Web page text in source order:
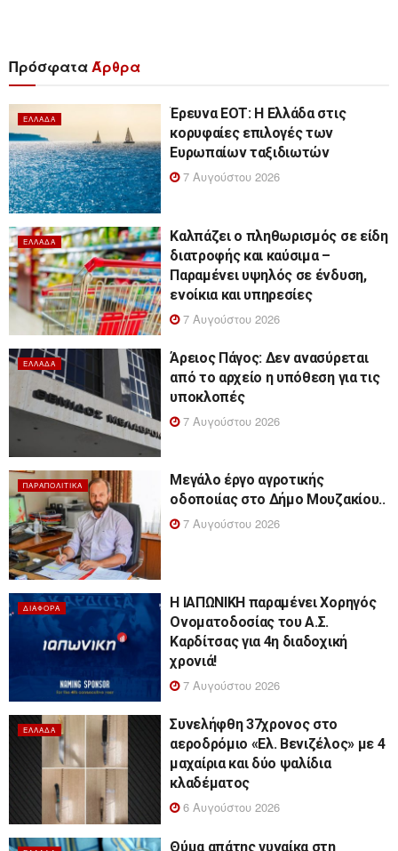
ΠρόσφαταΆρθρα
ΕΛΛΆΔΑ
Έρευνα ΕΟΤ: Η Ελλάδα στις
κορυφαίες επιλογές των
Ευρωπαίων ταξιδιωτών
7 Αυγούστου 2026
ΕΛΛΆΔΑ
Καλπάζει ο πληθωρισμός σε είδη
διατροφής και καύσιμα –
Παραμένει υψηλός σε ένδυση,
ενοίκια και υπηρεσίες
7 Αυγούστου 2026
ΕΛΛΆΔΑ
Άρειος Πάγος: Δεν ανασύρεται
από το αρχείο η υπόθεση για τις
υποκλοπές
7 Αυγούστου 2026
ΠΑΡΑΠΟΛΙΤΙΚΆ
Μεγάλο έργο αγροτικής
οδοποιίας στο Δήμο Μουζακίου..
7 Αυγούστου 2026
ΔΙΆΦΟΡΑ
Η ΙΑΠΩΝΙΚΗ παραμένει Χορηγός
Ονοματοδοσίας του Α.Σ.
Καρδίτσας για 4η διαδοχική
χρονιά!
7 Αυγούστου 2026
ΕΛΛΆΔΑ
Συνελήφθη 37χρονος στο
αεροδρόμιο «Ελ. Βενιζέλος» με 4
μαχαίρια και δύο ψαλίδια
κλαδέματος
6 Αυγούστου 2026
Θύμα απάτης γυναίκα στη